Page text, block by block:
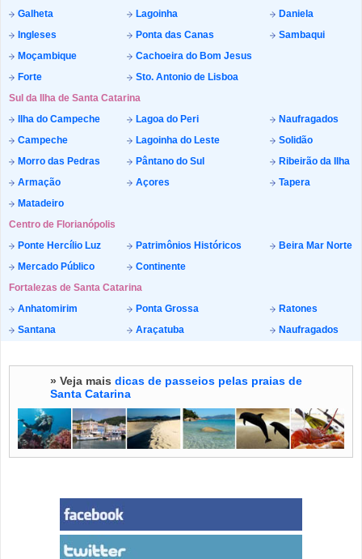
Galheta
Lagoinha
Daniela
Ingleses
Ponta das Canas
Sambaqui
Moçambique
Cachoeira do Bom Jesus
Forte
Sto. Antonio de Lisboa
Sul da Ilha de Santa Catarina
Ilha do Campeche
Lagoa do Peri
Naufragados
Campeche
Lagoinha do Leste
Solidão
Morro das Pedras
Pântano do Sul
Ribeirão da Ilha
Armação
Açores
Tapera
Matadeiro
Centro de Florianópolis
Ponte Hercílio Luz
Patrimônios Históricos
Beira Mar Norte
Mercado Público
Continente
Fortalezas de Santa Catarina
Anhatomirim
Ponta Grossa
Ratones
Santana
Araçatuba Naufragados
» Veja mais dicas de passeios pelas praias de
Santa Catarina